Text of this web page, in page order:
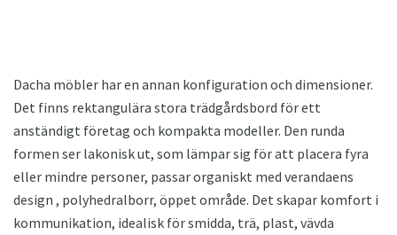
Dacha möbler har en annan konfiguration och dimensioner.
Det finns rektangulära stora trädgårdsbord för ett
anständigt företag och kompakta modeller. Den runda
formen ser lakonisk ut, som lämpar sig för att placera fyra
eller mindre personer, passar organiskt med verandaens
design , polyhedralborr, öppet område. Det skapar komfort i
kommunikation, idealisk för smidda, trä, plast, vävda